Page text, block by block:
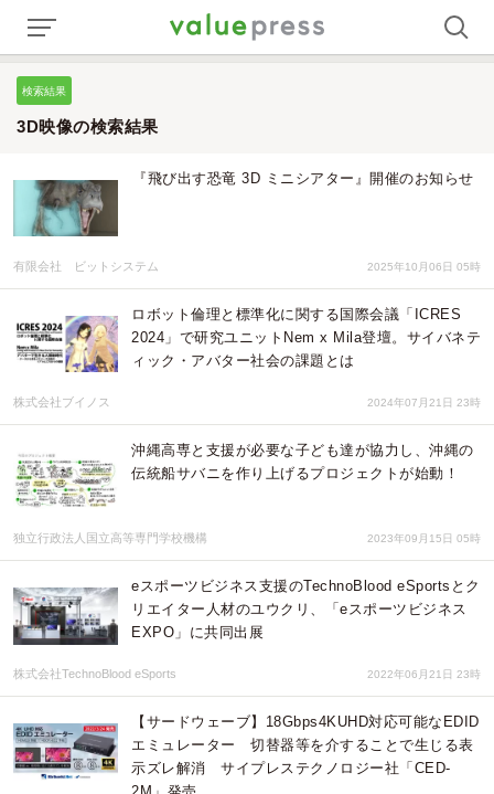
検索結果
3D映像の検索結果
『飛び出す恐竜 3D ミニシアター』開催のお知らせ
有限会社 ビットシステム 2025年10月06日 05時
ロボット倫理と標準化に関する国際会議「ICRES
2024」で研究ユニットNem x Mila登壇。サイバネテ
ィック・アバター社会の課題とは
株式会社ブイノス 2024年07月21日 23時
沖縄高専と支援が必要な子ども達が協力し、沖縄の
伝統船サバニを作り上げるプロジェクトが始動！
独立行政法人国立高等専門学校機構 2023年09月15日 05時
eスポーツビジネス支援のTechnoBlood eSportsとク
リエイター人材のユウクリ、「eスポーツビジネス
EXPO」に共同出展
株式会社TechnoBlood eSports 2022年06月21日 23時
【サードウェーブ】18Gbps4KUHD対応可能なEDID
エミュレーター 切替器等を介することで生じる表
示ズレ解消 サイプレステクノロジー社「CED-